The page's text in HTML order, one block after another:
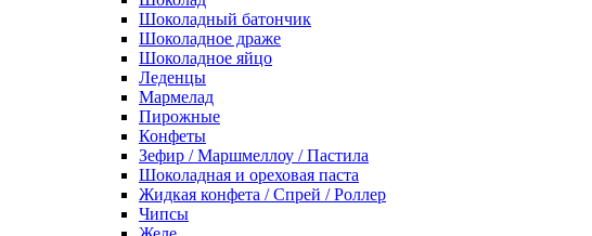
Шоколадный батончик
Шоколадное драже
Шоколадное яйцо
Леденцы
Мармелад
Пирожные
Конфеты
Зефир / Маршмеллоу / Пастила
Шоколадная и ореховая паста
Жидкая конфета / Спрей / Роллер
Чипсы